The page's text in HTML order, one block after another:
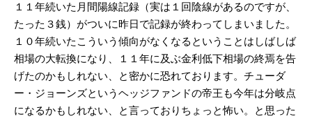
１１年続いた月間陽線記録（実は１回陰線があるのですが、
たった３銭）がついに昨日で記録が終わってしまいました。
１０年続いたこういう傾向がなくなるということはしばしば
相場の大転換になり、１１年に及ぶ金利低下相場の終焉を告
げたのかもしれない、と密かに恐れております。チューダ
ー・ジョーンズというヘッジファンドの帝王も今年は分岐点
になるかもしれない、と言っておりちょっと怖い。と思った